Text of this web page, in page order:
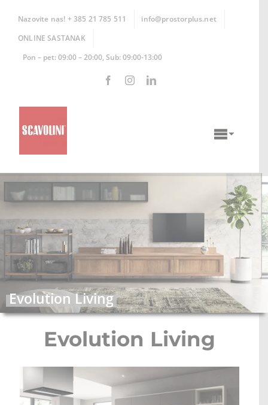
Nazovite nas! + 385 21 785 511
info@prostorplus.net
ONLINE SASTANAK
Pon – pet: 09:00 – 20:00, Sub: 09:00-13:00
Toggle
KUHINJE
KUPAONICE
DNEVNI BORAVCI
STOLOVI I STOLICE
MULTI-FUNKCIONALNI MODULI
WALK-IN ORMARI
Evolution Living
Evolution Living